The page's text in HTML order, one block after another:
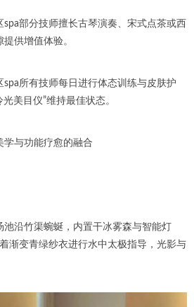
部分技师擅长古琴演奏、宋式点茶或西
供增值体验。
所有技师每日进行体态训练与皮肤护
美目仪”维持最佳状态。
与功能疗愈的融合
沿竹渠蜿蜒，内置干冰雾森与智能灯
渐变青绿纱衣进行水中太极指导，光影与